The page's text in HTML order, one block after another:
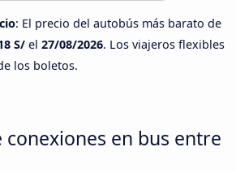
: El precio del autobús más barato de
S/ el 27/08/2026. Los viajeros flexibles
los boletos.
conexiones en bus entre